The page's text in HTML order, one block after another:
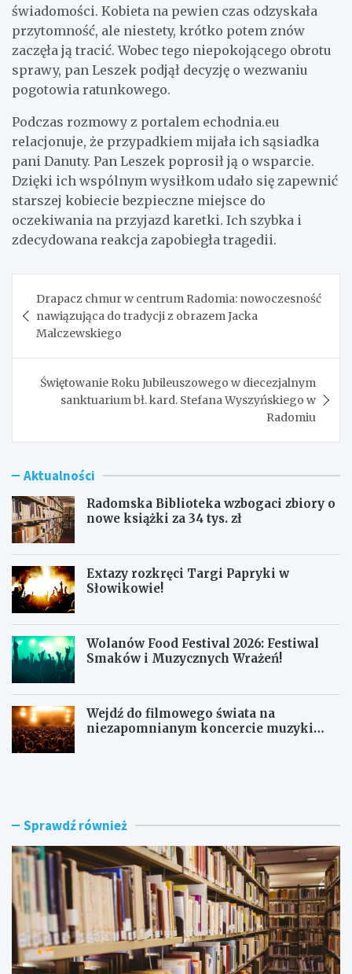
świadomości. Kobieta na pewien czas odzyskała
przytomność, ale niestety, krótko potem znów
zaczęła ją tracić. Wobec tego niepokojącego obrotu
sprawy, pan Leszek podjął decyzję o wezwaniu
pogotowia ratunkowego.
Podczas rozmowy z portalem echodnia.eu
relacjonuje, że przypadkiem mijała ich sąsiadka
pani Danuty. Pan Leszek poprosił ją o wsparcie.
Dzięki ich wspólnym wysiłkom udało się zapewnić
starszej kobiecie bezpieczne miejsce do
oczekiwania na przyjazd karetki. Ich szybka i
zdecydowana reakcja zapobiegła tragedii.
wpisu
Drapacz chmur w centrum Radomia: nowoczesność
nawiązująca do tradycji z obrazem Jacka
Malczewskiego
Świętowanie Roku Jubileuszowego w diecezjalnym
sanktuarium bł. kard. Stefana Wyszyńskiego w
Radomiu
Aktualności
Radomska Biblioteka wzbogaci zbiory o
nowe książki za 34 tys. zł
Extazy rozkręci Targi Papryki w
Słowikowie!
Wolanów Food Festival 2026: Festiwal
Smaków i Muzycznych Wrażeń!
Wejdź do filmowego świata na
niezapomnianym koncercie muzyki
R
s
a
b
l
o
E
y
o
k
r
ę
c
T
Sprawdź również